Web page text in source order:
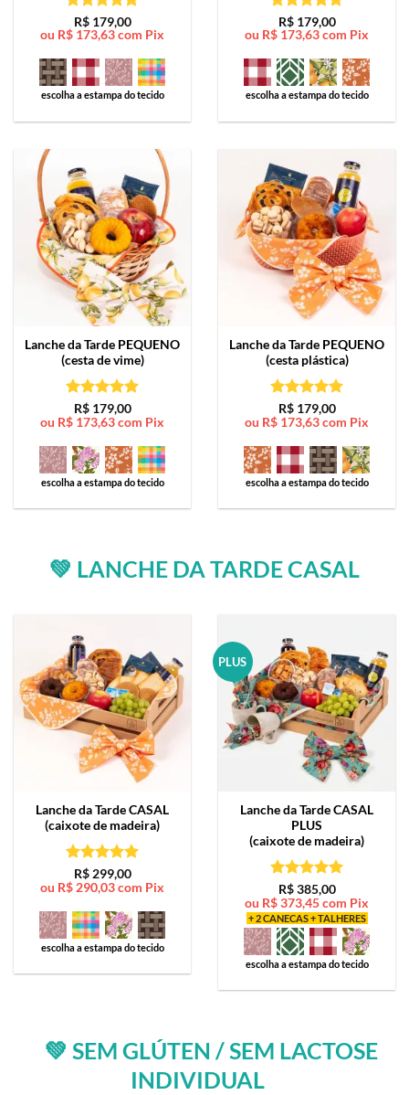
Avaliação5
de 5
R$179,00
ou R$ 173,63com Pix
escolha a estampa do tecido
Avaliação5
de 5
R$179,00
ou R$ 173,63com Pix
escolha a estampa do tecido
Lanche da Tarde PEQUENO
(cesta de vime)
Avaliação5
de 5
R$179,00
ou R$ 173,63com Pix
escolha a estampa do tecido
Lanche da Tarde PEQUENO
(cesta plástica)
Avaliação5
de 5
R$179,00
ou R$ 173,63com Pix
escolha a estampa do tecido
💚 LANCHE DA TARDE CASAL
Lanche da TardeCASAL
(caixote de madeira)
Avaliação5
de 5
R$299,00
ou R$ 290,03com Pix
escolha a estampa do tecido
PLUS
Lanche da TardeCASAL
PLUS
(caixote de madeira)
Avaliação5
de 5
R$385,00
ou R$373,45com Pix
+ 2 CANECAS + TALHERES
escolha a estampa do tecido
💚 SEM GLÚTEN / SEM LACTOSE
INDIVIDUAL